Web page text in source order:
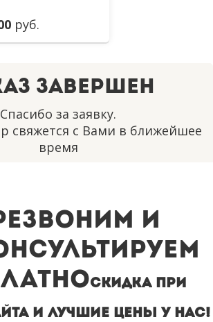
руб.
завершен
Спасибо за заявку.
свяжется с Вами в ближейшее
время
и
Cкидка при
и лучшие цены у нас!